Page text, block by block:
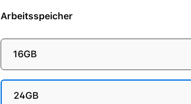
Arbeitsspeicher
16GB
24GB